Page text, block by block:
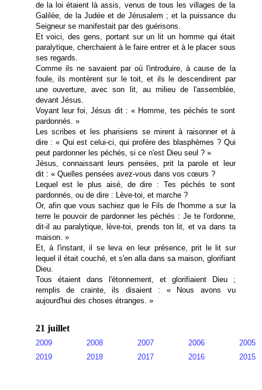
de la loi étaient là assis, venus de tous les villages de la
Galilée, de la Judée et de Jérusalem ; et la puissance du
Seigneur se manifestait par des guérisons.
Et voici, des gens, portant sur un lit un homme qui était
paralytique, cherchaient à le faire entrer et à le placer sous
ses regards.
Comme ils ne savaient par où l'introduire, à cause de la
foule, ils montèrent sur le toit, et ils le descendirent par
une ouverture, avec son lit, au milieu de l'assemblée,
devant Jésus.
Voyant leur foi, Jésus dit : « Homme, tes péchés te sont
pardonnés. »
Les scribes et les pharisiens se mirent à raisonner et à
dire : « Qui est celui-ci, qui profère des blasphèmes ? Qui
peut pardonner les péchés, si ce n'est Dieu seul ? »
Jésus, connaissant leurs pensées, prit la parole et leur
dit : « Quelles pensées avez-vous dans vos cœurs ?
Lequel est le plus aisé, de dire : Tes péchés te sont
pardonnés, ou de dire : Lève-toi, et marche ?
Or, afin que vous sachiez que le Fils de l'homme a sur la
terre le pouvoir de pardonner les péchés : Je te l'ordonne,
dit-il au paralytique, lève-toi, prends ton lit, et va dans ta
maison. »
Et, à l'instant, il se leva en leur présence, prit le lit sur
lequel il était couché, et s'en alla dans sa maison, glorifiant
Dieu.
Tous étaient dans l'étonnement, et glorifiaient Dieu ;
remplis de crainte, ils disaient : « Nous avons vu
aujourd'hui des choses étranges. »
21 juillet
2009 2008 2007 2006
2005
2019
2018 2017 2016 2015